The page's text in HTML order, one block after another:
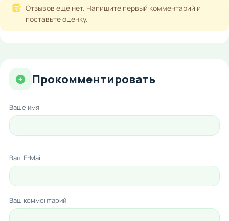
Отзывов ещё нет. Напишите первый комментарий и
поставьте оценку.
Прокомментировать
Ваше имя
Ваш E-Mail
Ваш комментарий